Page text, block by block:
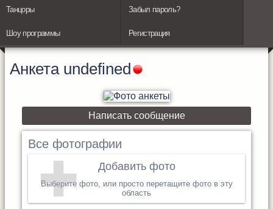
Танцоры
Шоу программы
Забыл пароль?
Регистрация
Анкета undefined
Написать сообщение
Все фотографии
Добавить фото
Выберите фото, или просто перетащите фото в эту
область